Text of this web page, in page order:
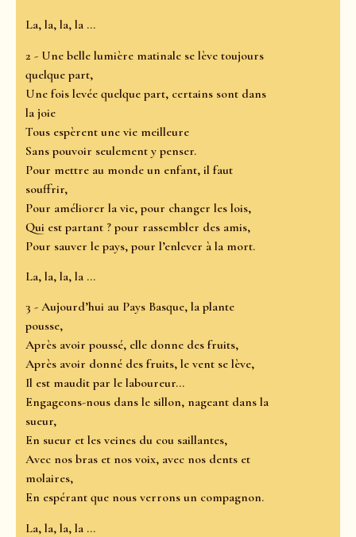
La, la, la, la …
2 - Une belle lumière matinale se lève toujours
quelque part,
Une fois levée quelque part, certains sont dans
la joie
Tous espèrent une vie meilleure
Sans pouvoir seulement y penser.
Pour mettre au monde un enfant, il faut
souffrir,
Pour améliorer la vie, pour changer les lois,
Qui est partant ? pour rassembler des amis,
Pour sauver le pays, pour l’enlever à la mort.
La, la, la, la …
3 - Aujourd’hui au Pays Basque, la plante
pousse,
Après avoir poussé, elle donne des fruits,
Après avoir donné des fruits, le vent se lève,
Il est maudit par le laboureur…
Engageons-nous dans le sillon, nageant dans la
sueur,
En sueur et les veines du cou saillantes,
Avec nos bras et nos voix, avec nos dents et
molaires,
En espérant que nous verrons un compagnon.
La, la, la, la …